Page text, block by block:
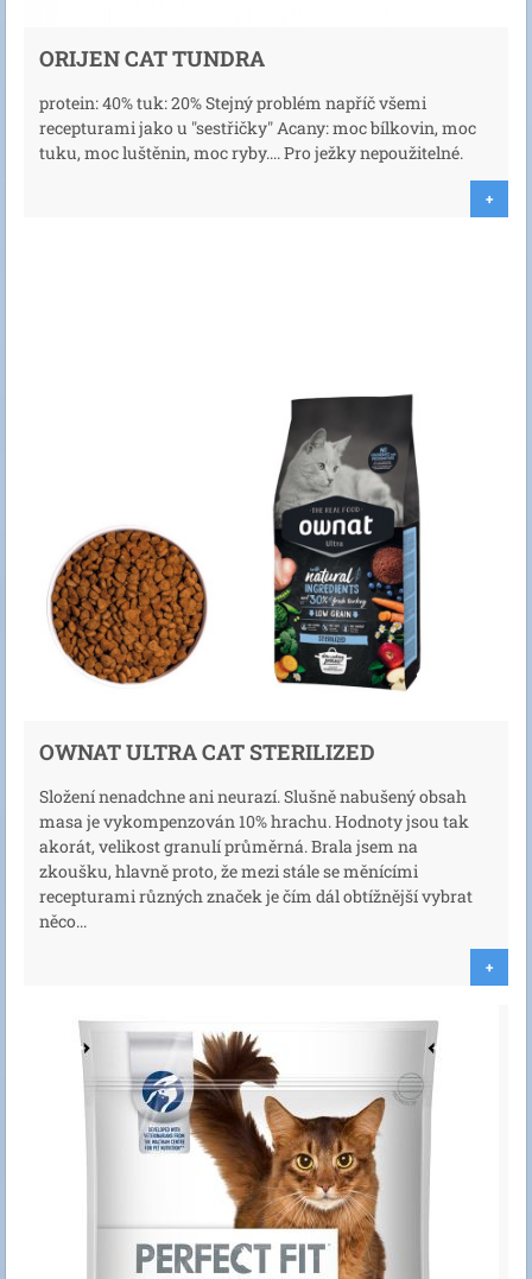
ORIJEN CAT TUNDRA
protein: 40% tuk: 20% Stejný problém napříč všemi
recepturami jako u "sestřičky" Acany: moc bílkovin, moc
tuku, moc luštěnin, moc ryby.... Pro ježky nepoužitelné.
+
OWNAT ULTRA CAT STERILIZED
Složení nenadchne ani neurazí. Slušně nabušený obsah
masa je vykompenzován 10% hrachu. Hodnoty jsou tak
akorát, velikost granulí průměrná. Brala jsem na
zkoušku, hlavně proto, že mezi stále se měnícími
recepturami různých značek je čím dál obtížnější vybrat
něco...
+